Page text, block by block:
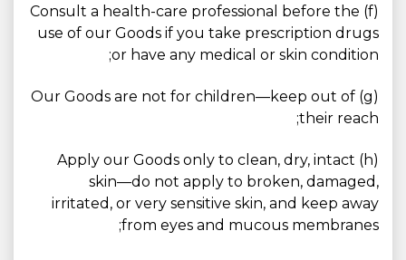
(f) Consult a health-care professional before the
use of our Goods if you take prescription drugs
or have any medical or skin condition;
(g) Our Goods are not for children—keep out of
their reach;
(h) Apply our Goods only to clean, dry, intact
skin—do not apply to broken, damaged,
irritated, or very sensitive skin, and keep away
from eyes and mucous membranes;